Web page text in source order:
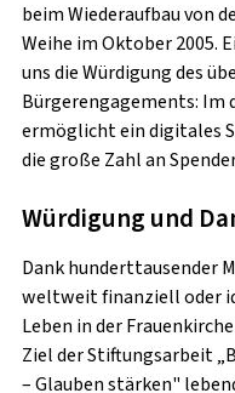
Bereits mit einer
wir Gemeinsam
Kerze für deine
Arbeit der
Stiftung Frauenkirche
beim Wiederaufbau von
Weihe im Oktober 2005.
uns die Würdigung des
Bürgerengagements:
ermöglicht ein digitales
die große Zahl an
Würdigung und
Dank hunderttausender
weltweit finanziell oder
Leben in der
Ziel der Stiftungsarbeit
– Glauben stärken"